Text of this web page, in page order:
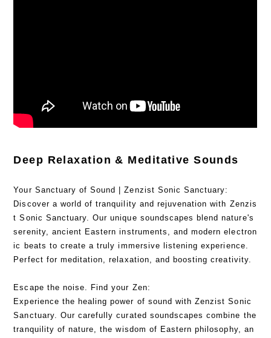
Deep Relaxation & Meditative Sounds
Your Sanctuary of Sound | Zenzist Sonic Sanctuary:
Discover a world of tranquility and rejuvenation with Zenzis
t Sonic Sanctuary. Our unique soundscapes blend nature's
serenity, ancient Eastern instruments, and modern electron
ic beats to create a truly immersive listening experience.
Perfect for meditation, relaxation, and boosting creativity.
Escape the noise. Find your Zen:
Experience the healing power of sound with Zenzist Sonic
Sanctuary. Our carefully curated soundscapes combine the
tranquility of nature, the wisdom of Eastern philosophy, an